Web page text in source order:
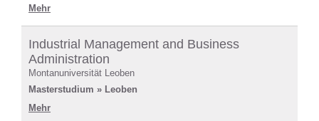
Mehr
Industrial Management and Business
Administration
Montanuniversität Leoben
Masterstudium » Leoben
Mehr